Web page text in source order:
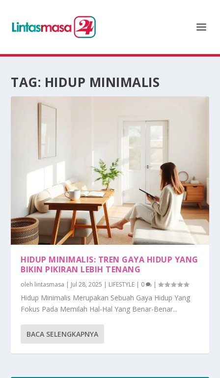
TAG: HIDUP MINIMALIS
HIDUP MINIMALIS: TREN GAYA HIDUP YANG
BIKIN PIKIRAN LEBIH TENANG
oleh lintasmasa | Jul 28, 2025 | LIFESTYLE | 0 |
Hidup Minimalis Merupakan Sebuah Gaya Hidup Yang
Fokus Pada Memilah Hal-Hal Yang Benar-Benar...
BACA SELENGKAPNYA